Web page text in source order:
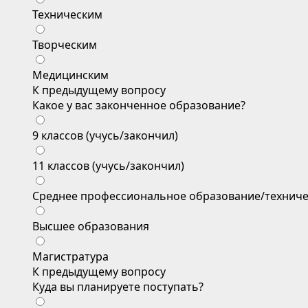
Техническим
Творческим
Медицинским
К предыдущему вопросу
Какое у вас законченное образование?
9 классов (учусь/закончил)
11 классов (учусь/закончил)
Среднее профессиональное образование/
Высшее образования
Магистратура
К предыдущему вопросу
Куда вы планируете поступать?